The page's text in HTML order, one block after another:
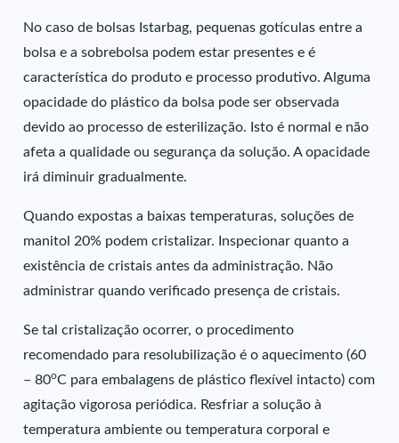
No caso de bolsas Istarbag, pequenas gotículas entre a
bolsa e a sobrebolsa podem estar presentes e é
característica do produto e processo produtivo. Alguma
opacidade do plástico da bolsa pode ser observada
devido ao processo de esterilização. Isto é normal e não
afeta a qualidade ou segurança da solução. A opacidade
irá diminuir gradualmente.
Quando expostas a baixas temperaturas, soluções de
manitol 20% podem cristalizar. Inspecionar quanto a
existência de cristais antes da administração. Não
administrar quando verificado presença de cristais.
Se tal cristalização ocorrer, o procedimento
recomendado para resolubilização é o aquecimento (60
– 80oC para embalagens de plástico flexível intacto) com
agitação vigorosa periódica. Resfriar a solução à
temperatura ambiente ou temperatura corporal e